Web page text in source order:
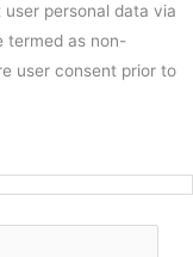
personal data via
termed as non-
user consent prior to